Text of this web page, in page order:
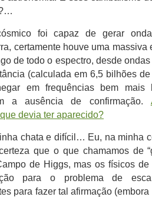
foi capaz de gerar
certamente houve uma massiva
de todo o espectro, desde
(calculada em 6,5 bilhões
em frequências bem mais
a ausência de confirmação.
devia ter aparecido?
chata e difícil… Eu, na minha
que o que chamamos de
de Higgs, mas os físicos
para o problema de
para fazer tal afirmação